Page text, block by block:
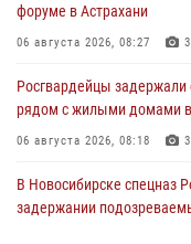
форуме в Астрахани
06 августа 2026, 08:27 3
Росгвардейцы задержали
рядом с жилыми домами в
06 августа 2026, 08:18 3
В Новосибирске спецназ
задержании